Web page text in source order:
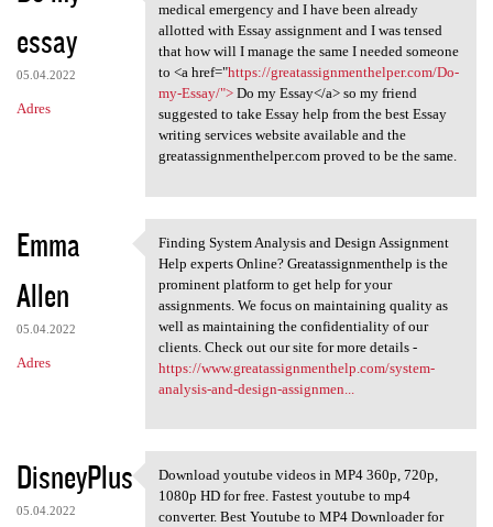
essay
05.04.2022
Adres
medical emergency and I have been already
allotted with Essay assignment and I was tensed
that how will I manage the same I needed someone
to <a href="https://greatassignmenthelper.com/Do-
my-Essay/">Do my Essay</a> so my friend
suggested to take Essay help from the best Essay
writing services website available and the
greatassignmenthelper.com proved to be the same.
Emma
Allen
05.04.2022
Adres
Finding System Analysis and
Finding System Analysis and Design Assignment
Help experts Online? Greatassignmenthelp is the
prominent platform to get help for your
assignments. We focus on maintaining quality as
well as maintaining the confidentiality of our
clients. Check out our site for more details -
https://www.greatassignmenthelp.com/system-
analysis-and-design-assignmen...
DisneyPlus
05.04.2022
Download youtube videos in
Download youtube videos in MP4 360p, 720p,
1080p HD for free. Fastest youtube to mp4
converter. Best Youtube to MP4 Downloader for